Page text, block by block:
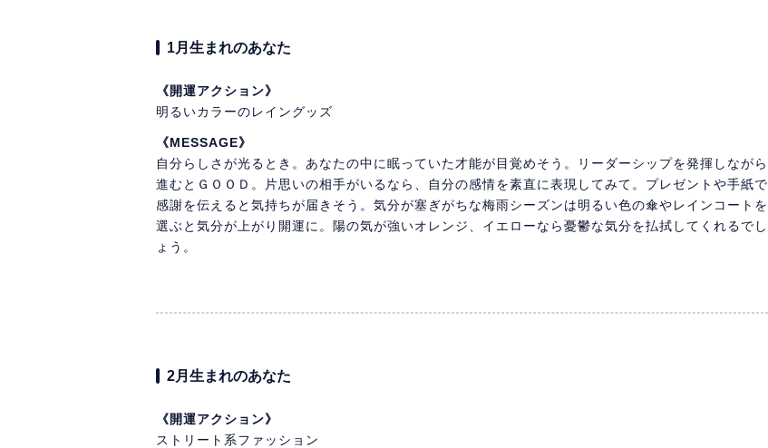
1月生まれのあなた
《開運アクション》
明るいカラーのレイングッズ
《MESSAGE》
自分らしさが光るとき。あなたの中に眠っていた才能が目覚めそう。リーダーシップを発揮しながら
進むとＧＯＯＤ。片思いの相手がいるなら、自分の感情を素直に表現してみて。プレゼントや手紙で
感謝を伝えると気持ちが届きそう。気分が塞ぎがちな梅雨シーズンは明るい色の傘やレインコートを
選ぶと気分が上がり開運に。陽の気が強いオレンジ、イエローなら憂鬱な気分を払拭してくれるでし
ょう。
2月生まれのあなた
《開運アクション》
ストリート系ファッション